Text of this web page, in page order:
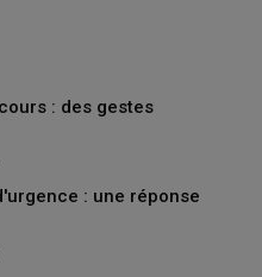
: des gestes
: une réponse